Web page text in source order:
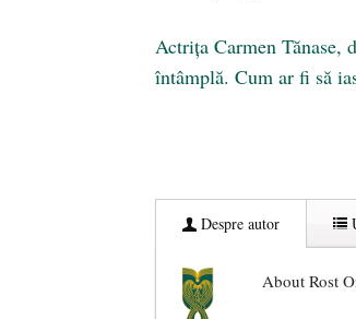
Actrița Carmen Tănase,
întâmplă. Cum ar fi să
Despre autor
About Rost